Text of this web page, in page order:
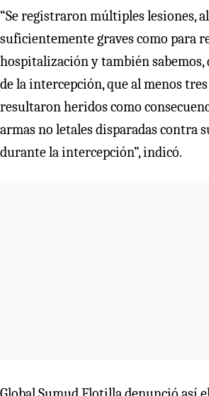
“Se registraron múltiples lesiones,
suficientemente graves como para
hospitalización y también sabemos,
de la intercepción, que al menos
resultaron heridos como
armas no letales disparadas contra
durante la intercepción”, indicó.